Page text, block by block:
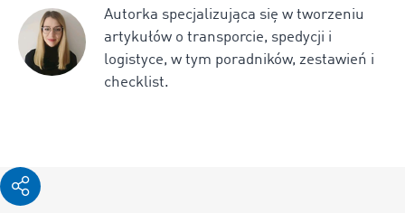
Autorka specjalizująca się w tworzeniu
artykułów o transporcie, spedycji i
logistyce, w tym poradników, zestawień i
checklist.